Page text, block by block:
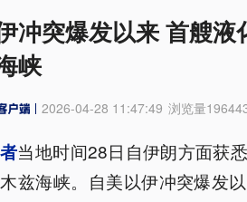
冲突爆发以来 首艘
峡
2026-04-28 11:47:49 浏览量
当地时间28日自伊朗方面获
兹海峡。自美以伊冲突爆发